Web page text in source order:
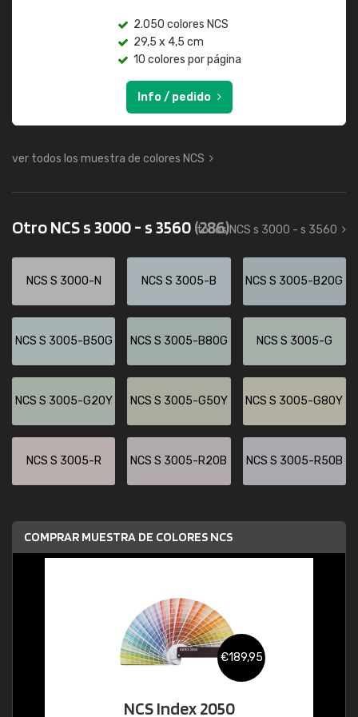
2.050 colores NCS
29,5 x 4,5 cm
10 colores por página
Info / pedido
ver todos los muestra de colores NCS
Otro NCS s 3000 - s 3560(286)
todos NCS s 3000 - s 3560
NCS S 3000-N NCS S 3005-B NCS S 3005-B20G
NCS S 3005-B50G NCS S 3005-B80G NCS S 3005-G
NCS S 3005-G20Y NCS S 3005-G50Y NCS S 3005-G80Y
NCS S 3005-R NCS S 3005-R20B NCS S 3005-R50B
COMPRAR MUESTRA DE COLORES NCS
€189,95
NCS Index 2050